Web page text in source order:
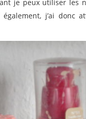
je peux utiliser les
j’ai donc